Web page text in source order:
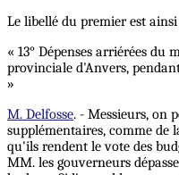
Le libellé du premier est
« 13° Dépenses arriérées
provinciale d'Anvers,
»
M. Delfosse. - Messieurs, on
supplémentaires, comme de
qu'ils rendent le vote des
MM. les gouverneurs